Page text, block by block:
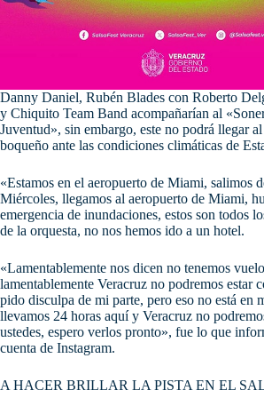
Danny Daniel, Rubén Blades con Roberto
y Chiquito Team Band acompañarían al
Juventud», sin embargo, este no podrá llegar
boqueño ante las condiciones climáticas de
«Estamos en el aeropuerto de Miami, salimos
Miércoles, llegamos al aeropuerto de Miami,
emergencia de inundaciones, estos son todos
de la orquesta, no nos hemos ido a un hotel.
«Lamentablemente nos dicen no tenemos
lamentablemente Veracruz no podremos estar
pido disculpa de mi parte, pero eso no está en
llevamos 24 horas aquí y Veracruz no
ustedes, espero verlos pronto», fue lo que
cuenta de Instagram.
A HACER BRILLAR LA PISTA EN EL